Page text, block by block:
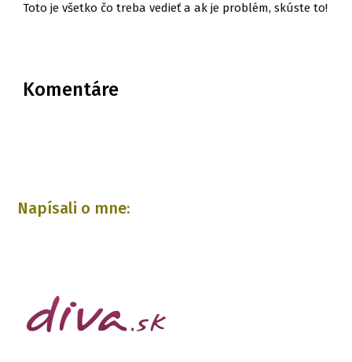
Toto je všetko čo treba vedieť a ak je problém, skúste to!
Komentáre
Napísali o mne: